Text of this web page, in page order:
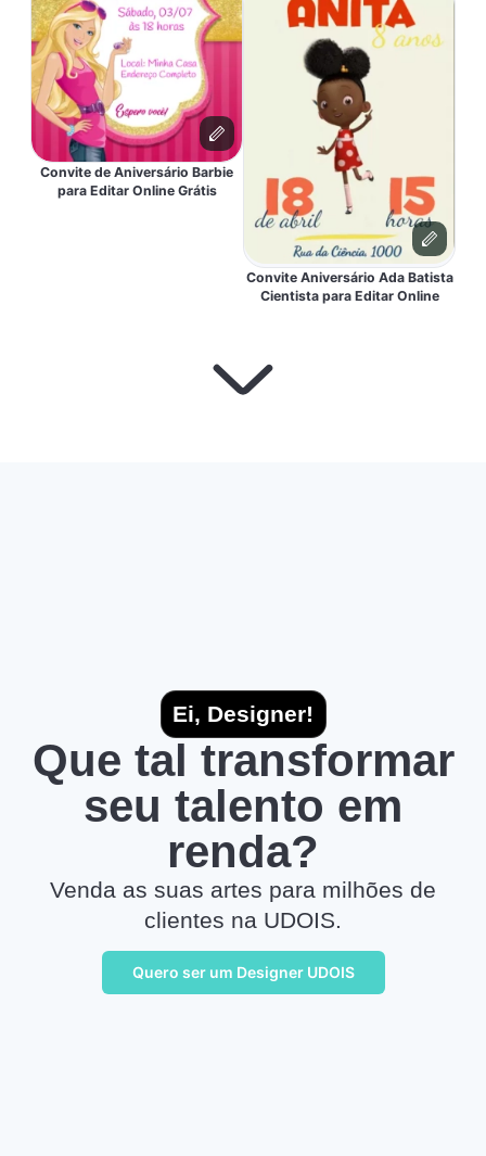
Convite de Aniversário Barbie
para Editar Online Grátis
Convite Aniversário Ada Batista
Cientista para Editar Online
Ei, Designer!
Que tal transformar
seu talento em
renda?
Venda as suas artes para milhões de
clientes na UDOIS.
Quero ser um Designer UDOIS